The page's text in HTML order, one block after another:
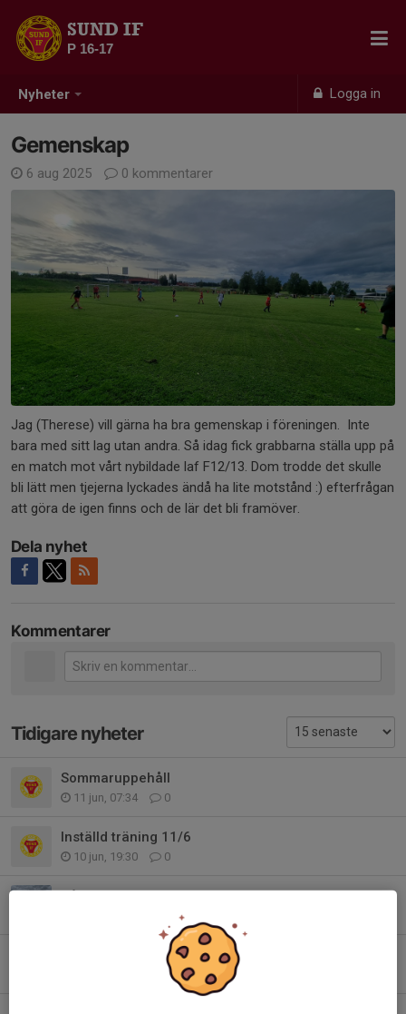
Nyheter Logga in
SUND IF
P 16-17
Gemenskap
6 aug 2025 0 kommentarer
Jag (Therese) vill gärna ha bra gemenskap i föreningen. Inte
bara med sitt lag utan andra. Så idag fick grabbarna ställa upp på
en match mot vårt nybildade laf F12/13. Dom trodde det skulle
bli lätt men tjejerna lyckades ändå ha lite motstånd :) efterfrågan
att göra de igen finns och de lär det bli framöver.
Dela nyhet
Kommentarer
Tidigare nyheter
Sommaruppehåll
11 jun, 07:34 0
Inställd träning 11/6
10 jun, 19:30 0
Vårens hemma matcher
0